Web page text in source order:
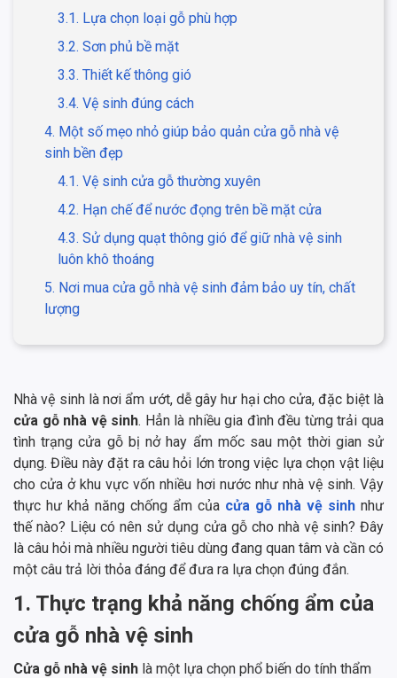
3.1. Lựa chọn loại gỗ phù hợp
3.2. Sơn phủ bề mặt
3.3. Thiết kế thông gió
3.4. Vệ sinh đúng cách
4. Một số mẹo nhỏ giúp bảo quản cửa gỗ nhà vệ
sinh bền đẹp
4.1. Vệ sinh cửa gỗ thường xuyên
4.2. Hạn chế để nước đọng trên bề mặt cửa
4.3. Sử dụng quạt thông gió để giữ nhà vệ sinh
luôn khô thoáng
5. Nơi mua cửa gỗ nhà vệ sinh đảm bảo uy tín, chất
lượng
Nhà vệ sinh là nơi ẩm ướt, dễ gây hư hại cho cửa, đặc biệt là
cửa gỗ nhà vệ sinh. Hẳn là nhiều gia đình đều từng trải qua
tình trạng cửa gỗ bị nở hay ẩm mốc sau một thời gian sử
dụng. Điều này đặt ra câu hỏi lớn trong việc lựa chọn vật liệu
cho cửa ở khu vực vốn nhiều hơi nước như nhà vệ sinh. Vậy
thực hư khả năng chống ẩm của cửa gỗ nhà vệ sinh như
thế nào? Liệu có nên sử dụng cửa gỗ cho nhà vệ sinh? Đây
là câu hỏi mà nhiều người tiêu dùng đang quan tâm và cần có
một câu trả lời thỏa đáng để đưa ra lựa chọn đúng đắn.
1. Thực trạng khả năng chống ẩm của
cửa gỗ nhà vệ sinh
Cửa gỗ nhà vệ sinh là một lựa chọn phổ biến do tính thẩm